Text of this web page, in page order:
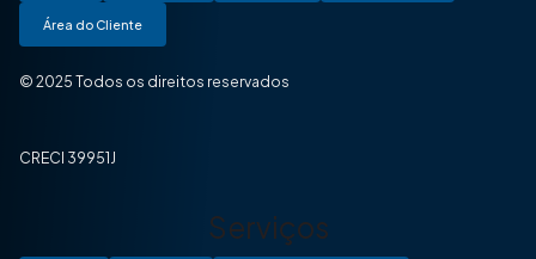
Área do Cliente
© 2025 Todos os direitos reservados
CRECI 39951J
Serviços